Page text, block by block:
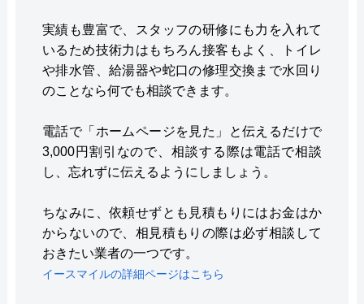
実績も豊富で、スタッフの研修にも力を入れて
いるため技術力はもちろん接客もよく、トイレ
や排水管、給湯器や蛇口の修理交換まで水回り
のことなら何でも相談できます。
電話で「ホームページを見た」と伝えるだけで
3,000円割引なので、相談する際は電話で相談
し、忘れずに伝えるようにしましょう。
ちなみに、依頼せずとも見積もりにはお金はか
からないので、相見積もりの際は必ず相談して
おきたい業者の一つです。
イースマイルの詳細ページはこちら